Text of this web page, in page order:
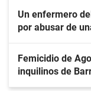
Un enfermero
por abusar de
Femicidio de
inquilinos de